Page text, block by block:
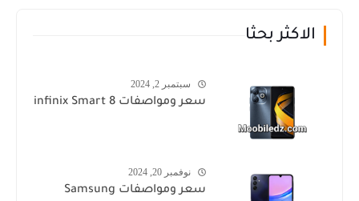
الاكثر بحثا
سبتمبر 2, 2024
سعر ومواصفات infinix Smart 8
نوفمبر 20, 2024
سعر ومواصفات Samsung